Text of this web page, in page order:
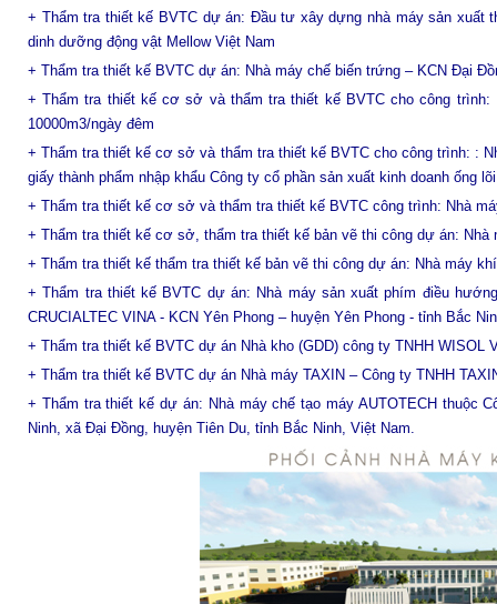
+ Thẩm tra thiết kế BVTC dự án: Đầu tư xây dựng nhà máy sản xuất
dinh dưỡng động vật Mellow Việt Nam
+ Thẩm tra thiết kế BVTC dự án: Nhà máy chế biến trứng – KCN Đại
+ Thẩm tra thiết kế cơ sở và thẩm tra thiết kế BVTC cho công
10000m3/ngày đêm
+ Thẩm tra thiết kế cơ sở và thẩm tra thiết kế BVTC cho công trình: :
giấy thành phẩm nhập khẩu Công ty cổ phần sản xuất kinh doanh ống
+ Thẩm tra thiết kế cơ sở và thẩm tra thiết kế BVTC công trình: Nhà
+ Thẩm tra thiết kế cơ sở, thẩm tra thiết kế bản vẽ thi công dự án: Nhà
+ Thẩm tra thiết kế thẩm tra thiết kế bản vẽ thi công dự án: Nhà máy
+ Thẩm tra thiết kế BVTC dự án: Nhà máy sản xuất phím điều
CRUCIALTEC VINA - KCN Yên Phong – huyện Yên Phong - tỉnh Bắc
+ Thẩm tra thiết kế BVTC dự án Nhà kho (GDD) công ty TNHH WISOL
+ Thẩm tra thiết kế BVTC dự án Nhà máy TAXIN – Công ty TNHH
+ Thẩm tra thiết kế dự án: Nhà máy chế tạo máy AUTOTECH thuộc
Ninh, xã Đại Đồng, huyện Tiên Du, tỉnh Bắc Ninh, Việt Nam.